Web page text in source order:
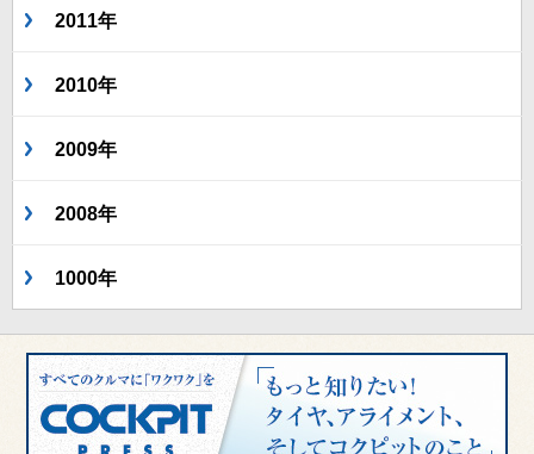
2011年
2010年
2009年
2008年
1000年